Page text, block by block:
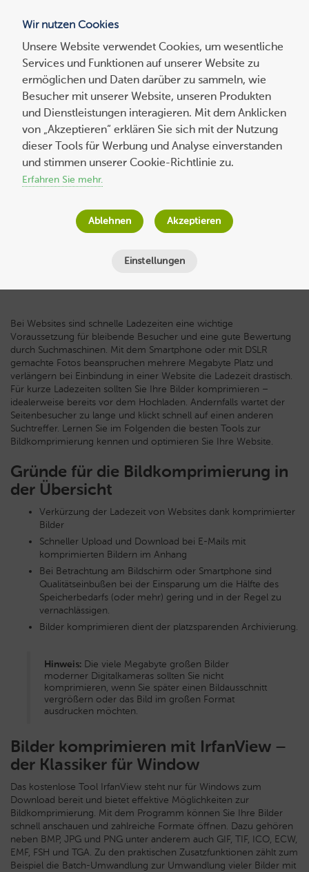
Suchen
nach:
Bilder komprimieren und Ladezeit
optimieren – Die besten Tools zur
Wolf-Dieter Fiege
23. Oktober 2017
Bei Websites sind schnelle Ladezeiten eine wichtige
Voraussetzung für bleibende Besucher und eine gute Bewertung
durch Suchmaschinen. Mit dem Smartphone oder mit DSLR
gemachte Fotos beanspruchen mehrere Megabyte Platz und
verlängern bei Einbindung in einer Website die Ladezeit drastisch.
Für kurze Ladezeiten sollten Sie Ihre Bilder komprimieren –
idealerweise bereits vor dem Hochladen. Andernfalls wartet der
Seitenbesucher zu lange und klickt schnell auf einen anderen
Suchtreffer. Lernen Sie im Folgenden die besten Tools zur
Bildkomprimierung kennen und optimieren Sie Ihre Website.
Gründe für die Bildkomprimierung in
der Übersicht
Verkürzung der Ladezeit von Websites dank komprimierter
Bilder
Schneller Upload und Download bei E-Mails mit
komprimierten Bildern im Anhang
Bei Betrachtung am Bildschirm oder Smartphone sind
Qualitätseinbußen bei der Einsparung um die Hälfte des
Speicherbedarfs (oder mehr) gering und in der Regel zu
vernachlässigen.
Bilder komprimieren dient der platzsparenden Archivierung.
Hinweis: Die viele Megabyte großen Bilder
moderner Digitalkameras sollten Sie nicht
komprimieren, wenn Sie später einen Bildausschnitt
vergrößern oder das Bild im großen Format
ausdrucken möchten.
Bilder komprimieren mit IrfanView –
der Klassiker für Window
Das kostenlose Tool IrfanView steht nur für Windows zum
Download bereit und bietet effektive Möglichkeiten zur
Bildkomprimierung. Mit dem Programm können Sie Ihre Bilder
schnell anschauen und zahlreiche Formate öffnen. Dazu gehören
neben BMP, JPG und PNG unter anderem auch GIF, TIF, ICO, ECW,
EMF, FSH und TGA. Zu den praktischen Zusatzfunktionen zählt zum
Beispiel die Batch-Umwandlung zur Umwandlung vieler Bilder mit
Wir nutzen Cookies
Unsere Website verwendet Cookies, um wesentliche
Services und Funktionen auf unserer Website zu
ermöglichen und Daten darüber zu sammeln, wie
Besucher mit unserer Website, unseren Produkten
und Dienstleistungen interagieren. Mit dem Anklicken
von „Akzeptieren“ erklären Sie sich mit der Nutzung
dieser Tools für Werbung und Analyse einverstanden
und stimmen unserer Cookie-Richtlinie zu.
Erfahren Sie mehr.
Einstellungen
Ablehnen Akzeptieren